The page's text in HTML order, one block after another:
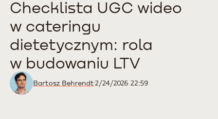
Checklista UGC wideo
w cateringu
dietetycznym: rola
w budowaniu LTV
Bartosz Behrendt2/24/2026 22:59